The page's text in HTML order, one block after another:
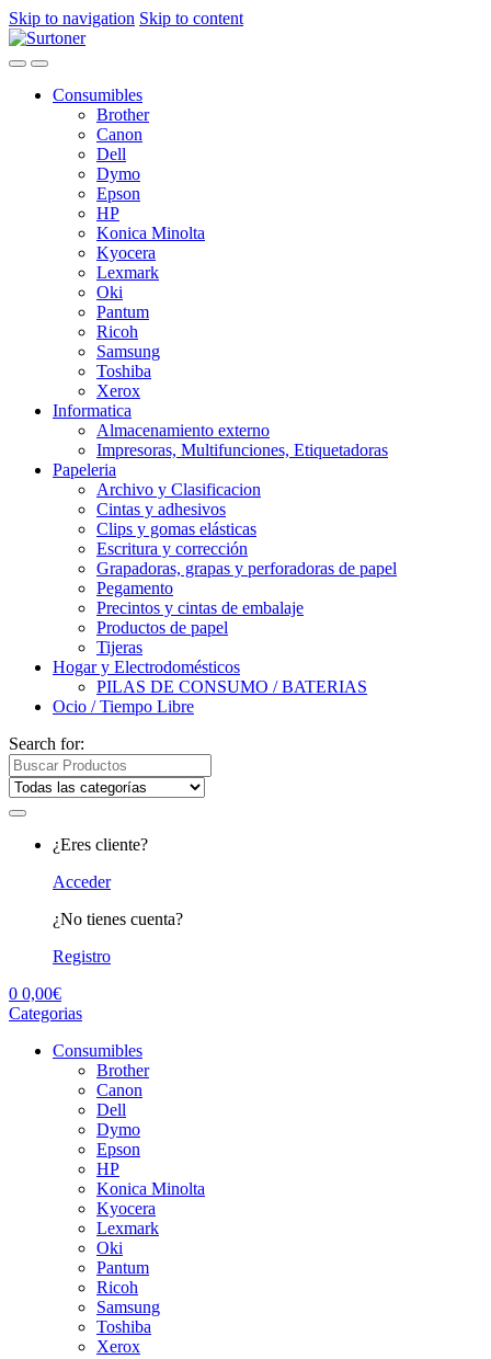
Skip to navigation Skip to content
Consumibles
Brother
Canon
Dell
Dymo
Epson
HP
Konica Minolta
Kyocera
Lexmark
Oki
Pantum
Ricoh
Samsung
Toshiba
Xerox
Informatica
Almacenamiento externo
Impresoras, Multifunciones, Etiquetadoras
Papeleria
Archivo y Clasificacion
Cintas y adhesivos
Clips y gomas elásticas
Escritura y corrección
Grapadoras, grapas y perforadoras de papel
Pegamento
Precintos y cintas de embalaje
Productos de papel
Tijeras
Hogar y Electrodomésticos
PILAS DE CONSUMO / BATERIAS
Ocio / Tiempo Libre
Search for:
¿Eres cliente?
Acceder
¿No tienes cuenta?
Registro
0 0,00€
Categorias
Consumibles
Brother
Canon
Dell
Dymo
Epson
HP
Konica Minolta
Kyocera
Lexmark
Oki
Pantum
Ricoh
Samsung
Toshiba
Xerox